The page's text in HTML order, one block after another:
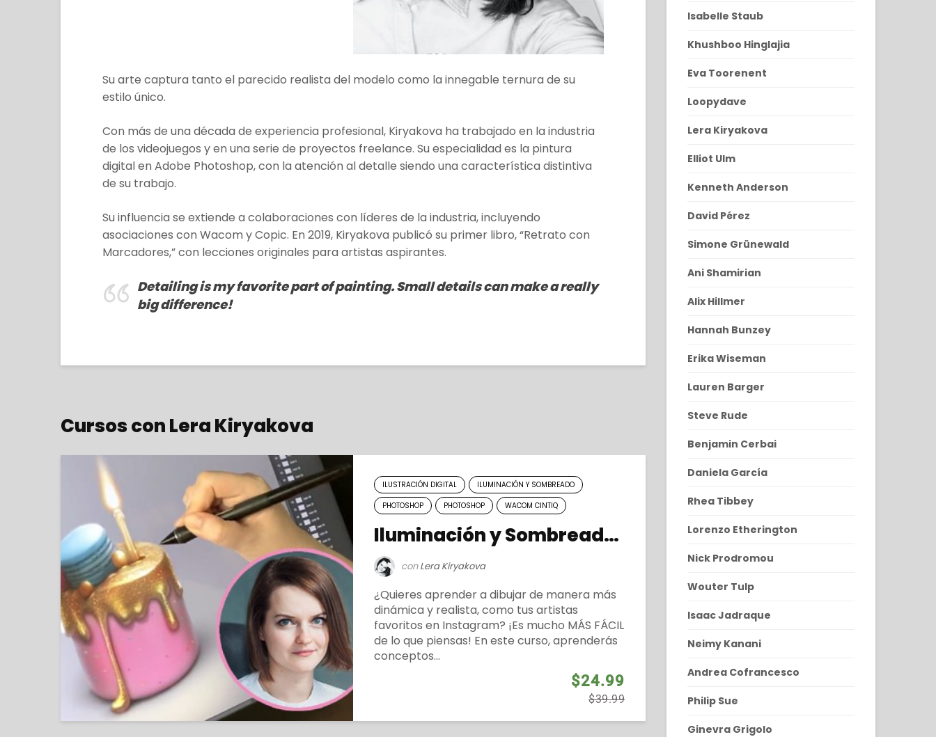
Su arte captura tanto el parecido realista del modelo como la innegable ternura de su
estilo único.
Con más de una década de experiencia profesional, Kiryakova ha trabajado en la industria
de los videojuegos y en una serie de proyectos freelance. Su especialidad es la pintura
digital en Adobe Photoshop, con la atención al detalle siendo una característica distintiva
de su trabajo.
Su influencia se extiende a colaboraciones con líderes de la industria, incluyendo
asociaciones con Wacom y Copic. En 2019, Kiryakova publicó su primer libro, “Retrato con
Marcadores,” con lecciones originales para artistas aspirantes.
Detailing is my favorite part of painting. Small details can make a really
big difference!
Cursos con Lera Kiryakova
ILUSTRACIÓN DIGITAL
ILUMINACIÓN Y SOMBREADO
PHOTOSHOP
PHOTOSHOP WACOM CINTIQ
Iluminación y Sombreado Digital
conLera Kiryakova
¿Quieres aprender a dibujar de manera más
dinámica y realista, como tus artistas
favoritos en Instagram? ¡Es mucho MÁS FÁCIL
de lo que piensas! En este curso, aprenderás
conceptos...
$24.99
$39.99
Isabelle Staub
Khushboo Hinglajia
Eva Toorenent
Loopydave
Lera Kiryakova
Elliot Ulm
Kenneth Anderson
David Pérez
Simone Grünewald
Ani Shamirian
Alix Hillmer
Hannah Bunzey
Erika Wiseman
Lauren Barger
Steve Rude
Benjamin Cerbai
Daniela García
Rhea Tibbey
Lorenzo Etherington
Nick Prodromou
Wouter Tulp
Isaac Jadraque
Neimy Kanani
Andrea Cofrancesco
Philip Sue
Ginevra Grigolo